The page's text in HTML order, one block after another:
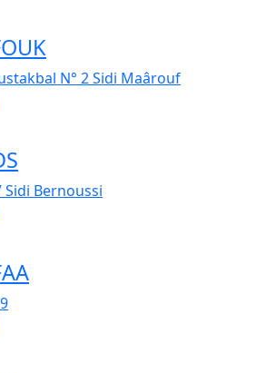
N° 2 Sidi Maârouf
Sidi Bernoussi